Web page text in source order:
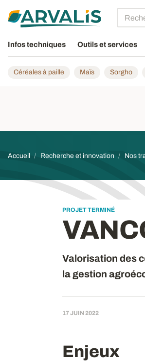
Infos techniques Outils et services
Céréales à paille Maïs Sorgho
Fil d'Ariane
Accueil Recherche et innovation Nos
PROJET TERMINÉ
Valorisation des
la gestion
17 JUIN 2022
Enjeux